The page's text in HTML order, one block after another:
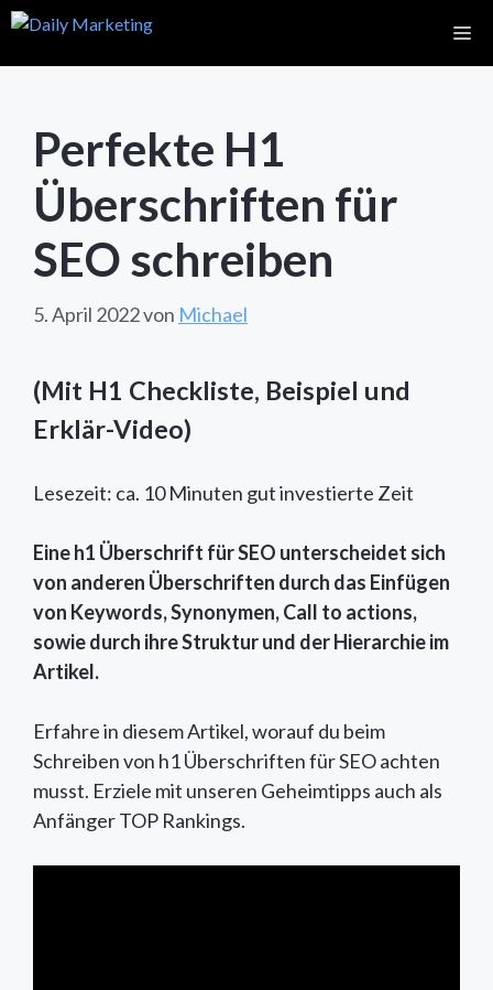
Zum
springen
Perfekte H1
Überschriften für
SEO schreiben
5. April 2022von Michael
(Mit H1 Checkliste, Beispiel und
Erklär-Video)
Lesezeit: ca. 10 Minuten gut investierte Zeit
Eine h1 Überschrift für SEO unterscheidet sich
von anderen Überschriften durch das Einfügen
von Keywords, Synonymen, Call to actions,
sowie durch ihre Struktur und der Hierarchie im
Artikel.
Erfahre in diesem Artikel, worauf du beim
Schreiben von h1 Überschriften für SEO achten
musst. Erziele mit unseren Geheimtipps auch als
Anfänger TOP Rankings.